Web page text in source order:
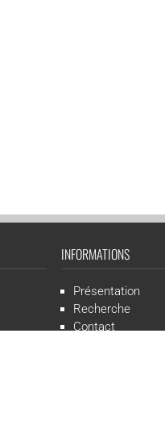
INFORMATIONS
Présentation
Recherche
Contact